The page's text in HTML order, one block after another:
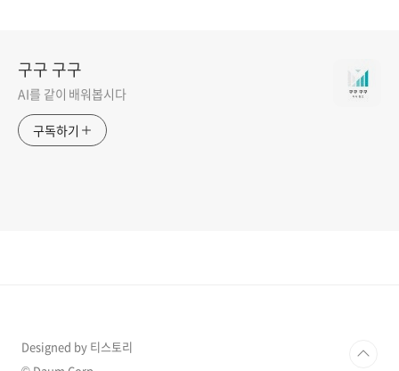
구구 구구
AI를 같이 배워봅시다
구독하기
Designed by 티스토리